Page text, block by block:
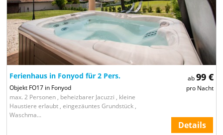
ab99 €
pro Nacht
Ferienhaus in Fonyod für 2 Pers.
Objekt FO17 in Fonyod
max. 2 Personen , beheizbarer Jacuzzi , kleine
Haustiere erlaubt , eingezäuntes Grundstück ,
Waschma...
Details